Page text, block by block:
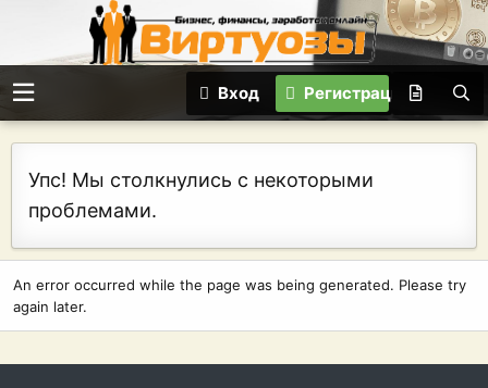
Вход Регистрация
Упс! Мы столкнулись с некоторыми
проблемами.
An error occurred while the page was being generated. Please try
again later.